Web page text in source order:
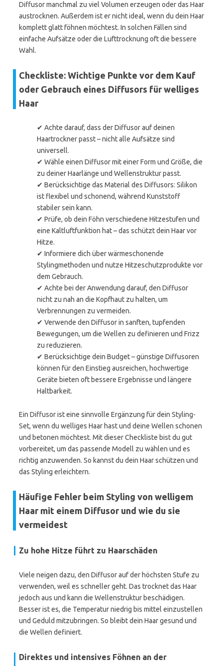
Diffusor manchmal zu viel Volumen erzeugen oder das Haar
austrocknen. Außerdem ist er nicht ideal, wenn du dein Haar
komplett glatt föhnen möchtest. In solchen Fällen sind
einfache Aufsätze oder die Lufttrocknung oft die bessere
Wahl.
Checkliste: Wichtige Punkte vor dem Kauf
oder Gebrauch eines Diffusors für welliges
Haar
✔ Achte darauf, dass der Diffusor auf deinen
Haartrockner passt – nicht alle Aufsätze sind
universell.
✔ Wähle einen Diffusor mit einer Form und Größe, die
zu deiner Haarlänge und Wellenstruktur passt.
✔ Berücksichtige das Material des Diffusors: Silikon
ist flexibel und schonend, während Kunststoff
stabiler sein kann.
✔ Prüfe, ob dein Föhn verschiedene Hitzestufen und
eine Kaltluftfunktion hat – das schützt dein Haar vor
Hitze.
✔ Informiere dich über wärmeschonende
Stylingmethoden und nutze Hitzeschutzprodukte vor
dem Gebrauch.
✔ Achte bei der Anwendung darauf, den Diffusor
nicht zu nah an die Kopfhaut zu halten, um
Verbrennungen zu vermeiden.
✔ Verwende den Diffusor in sanften, tupfenden
Bewegungen, um die Wellen zu definieren und Frizz
zu reduzieren.
✔ Berücksichtige dein Budget – günstige Diffusoren
können für den Einstieg ausreichen, hochwertige
Geräte bieten oft bessere Ergebnisse und längere
Haltbarkeit.
Ein Diffusor ist eine sinnvolle Ergänzung für dein Styling-
Set, wenn du welliges Haar hast und deine Wellen schonen
und betonen möchtest. Mit dieser Checkliste bist du gut
vorbereitet, um das passende Modell zu wählen und es
richtig anzuwenden. So kannst du dein Haar schützen und
das Styling erleichtern.
Häufige Fehler beim Styling von welligem
Haar mit einem Diffusor und wie du sie
vermeidest
Zu hohe Hitze führt zu Haarschäden
Viele neigen dazu, den Diffusor auf der höchsten Stufe zu
verwenden, weil es schneller geht. Das trocknet das Haar
jedoch aus und kann die Wellenstruktur beschädigen.
Besser ist es, die Temperatur niedrig bis mittel einzustellen
und Geduld mitzubringen. So bleibt dein Haar gesund und
die Wellen definiert.
Direktes und intensives Föhnen an der